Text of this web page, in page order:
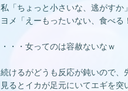
私「ちょっと小さいな、逃がすか」
ヨメ「えーもったいない、食べる
・・・女ってのは容赦ないなｗ
続けるがどうも反応が鈍いので、
見るとイカが足元にいてエギを突